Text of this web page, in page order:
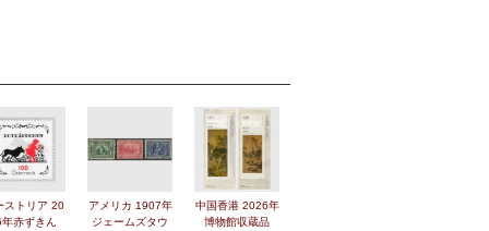
ストリア 20
赤ずきん
アメリカ 1907年
ジェームズタウ
中国香港 2026年
博物館収蔵品